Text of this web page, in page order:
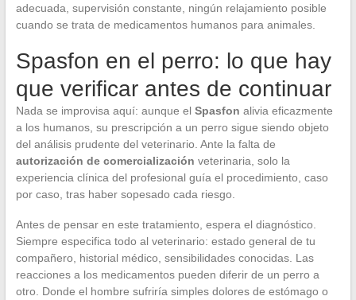
adecuada, supervisión constante, ningún relajamiento posible
cuando se trata de medicamentos humanos para animales.
Spasfon en el perro: lo que hay
que verificar antes de continuar
Nada se improvisa aquí: aunque el Spasfon alivia eficazmente
a los humanos, su prescripción a un perro sigue siendo objeto
del análisis prudente del veterinario. Ante la falta de
autorización de comercialización veterinaria, solo la
experiencia clínica del profesional guía el procedimiento, caso
por caso, tras haber sopesado cada riesgo.
Antes de pensar en este tratamiento, espera el diagnóstico.
Siempre especifica todo al veterinario: estado general de tu
compañero, historial médico, sensibilidades conocidas. Las
reacciones a los medicamentos pueden diferir de un perro a
otro. Donde el hombre sufriría simples dolores de estómago o